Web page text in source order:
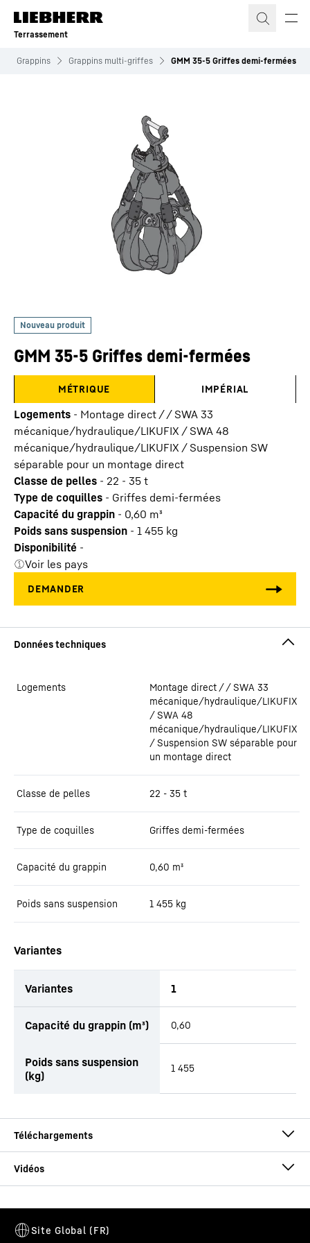
Terrassement
Grappins Grappins multi-griffes GMM 35-5 Griffes demi-fermées
GMM 35-5 Griffes demi-fermées
MÉTRIQUE IMPÉRIAL
Logements - Montage direct / / SWA 33
mécanique/hydraulique/LIKUFIX / SWA 48
mécanique/hydraulique/LIKUFIX / Suspension SW
séparable pour un montage direct
Classe de pelles - 22 - 35 t
Type de coquilles - Griffes demi-fermées
Capacité du grappin - 0,60 m³
Poids sans suspension - 1 455 kg
Disponibilité -
Voir les pays
Logements
Montage direct / / SWA 33
mécanique/hydraulique/LIKUFIX
/ SWA 48
mécanique/hydraulique/LIKUFIX
/ Suspension SW séparable pour
un montage direct
Classe de pelles 22 - 35 t
Type de coquilles Griffes demi-fermées
Capacité du grappin 0,60 m³
Poids sans suspension 1 455 kg
Variantes
Variantes 1
Capacité du grappin (m³) 0,60
Poids sans suspension
(kg)
1 455
Brochure Grappins multi griffes
Cette vidéo est fournie par Google*. Lorsque vous chargez cette
vidéo, vos données, y compris votre adresse IP, sont transmises à